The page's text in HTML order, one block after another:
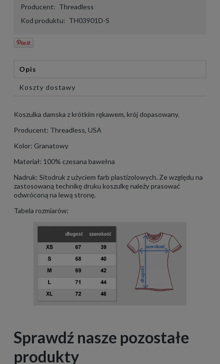
Producent: Threadless
Kod produktu: TH03901D-S
Opis
Koszty dostawy
Koszulka damska z krótkim rękawem, krój dopasowany.
Producent: Threadless, USA
Kolor: Granatowy
Materiał: 100% czesana bawełna
Nadruk: Sitodruk z użyciem farb plastizolowych. Ze względu na
zastosowaną technikę druku koszulkę należy prasować
odwróconą na lewą stronę.
Tabela rozmiarów:
Sprawdź nasze pozostałe
produkty